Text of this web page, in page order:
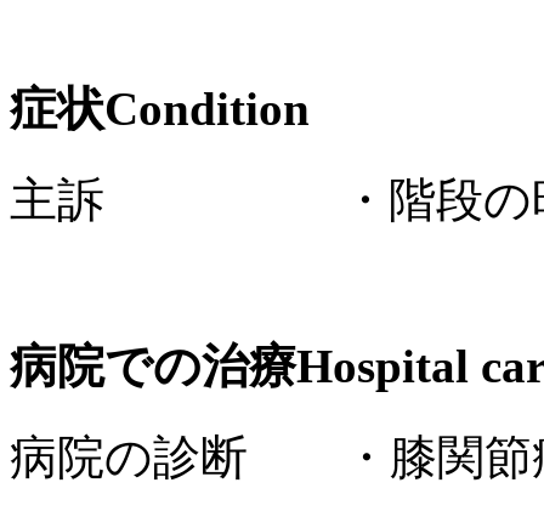
症状Condition
主訴 ・階段の時、
病院での治療Hospital
病院の診断 ・膝関節